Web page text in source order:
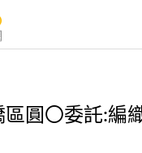
區圓〇委託:編